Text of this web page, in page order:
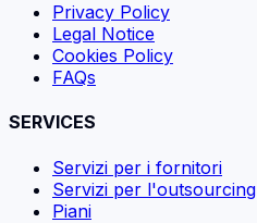
Privacy Policy
Legal Notice
Cookies Policy
FAQs
SERVICES
Servizi per i fornitori
Servizi per l'outsourcing
Piani